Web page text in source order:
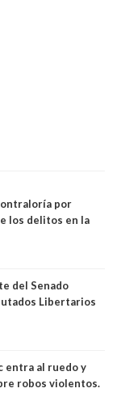
por
los delitos en la
del Senado
Libertarios
entra al ruedo y
robos violentos.